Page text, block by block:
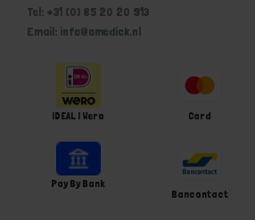
Tel: +31 (0) 85 20 20 913
Email: info@omedick.nl
iDEAL | Wero Card
Pay By Bank
Bancontact